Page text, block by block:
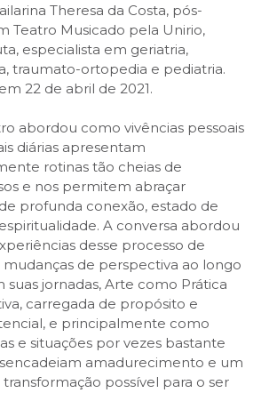
Theresa da Costa, pós-
Teatro Musicado pela Unirio,
especialista em geriatria,
traumato-ortopedia e pediatria.
22 de abril de 2021.
abordou como vivências pessoais
diárias apresentam
rotinas tão cheias de
e nos permitem abraçar
profunda conexão, estado de
A conversa abordou
desse processo de
de perspectiva ao longo
suas jornadas, Arte como Prática
carregada de propósito e
e principalmente como
e situações por vezes bastante
amadurecimento e um
possível para o ser